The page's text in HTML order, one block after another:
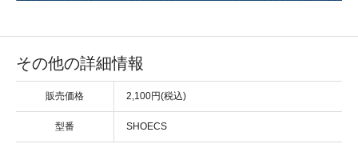
その他の詳細情報
販売価格 2,100円(税込)
型番 SHOECS